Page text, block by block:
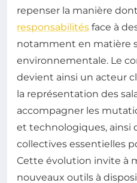
repenser la manière
responsabilités face à
notamment en matière
environnementale. Le
devient ainsi un acteur
la représentation des
accompagner les
et technologiques, ainsi
collectives essentielles
Cette évolution invite à
nouveaux outils à